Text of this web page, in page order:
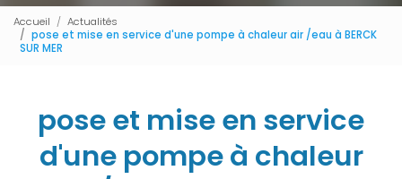
Accueil
Actualités
pose et mise en service d'une pompe à chaleur air /eau à BERCK
SUR MER
pose et mise en service
d'une pompe à chaleur